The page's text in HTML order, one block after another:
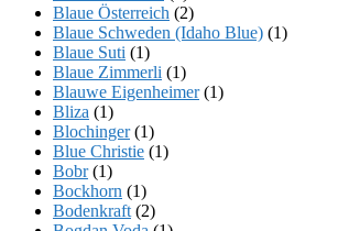
Blaue Österreich (2)
Blaue Schweden (Idaho Blue) (1)
Blaue Suti (1)
Blaue Zimmerli (1)
Blauwe Eigenheimer(1)
Bliza (1)
Blochinger(1)
Blue Christie (1)
Bobr(1)
Bockhorn (1)
Bodenkraft (2)